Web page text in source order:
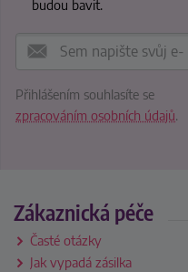
budou bavit.
Přihlášením souhlasíte se
zpracováním osobních údajů.
Zákaznická péče
Časté otázky
Jak vypadá zásilka